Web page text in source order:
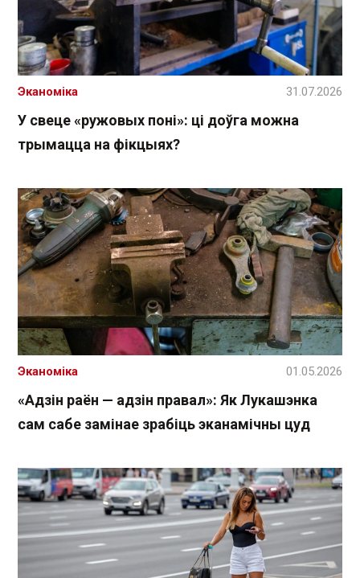
У свеце «ружовых поні»: ці доўга можна
трымацца на фікцыях?
Эканоміка 31.07.2026
«Адзін раён — адзін правал»: Як Лукашэнка
сам сабе замінае зрабіць эканамічны цуд
Эканоміка 01.05.2026